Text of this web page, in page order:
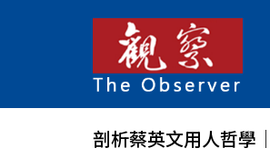
剖析蔡英文用人哲學